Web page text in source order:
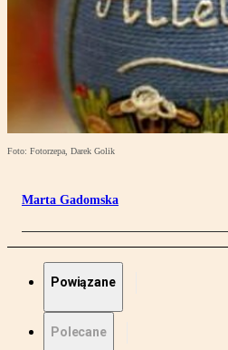
Foto: Fotorzepa, Darek Golik
Marta Gadomska
Powiązane
Polecane